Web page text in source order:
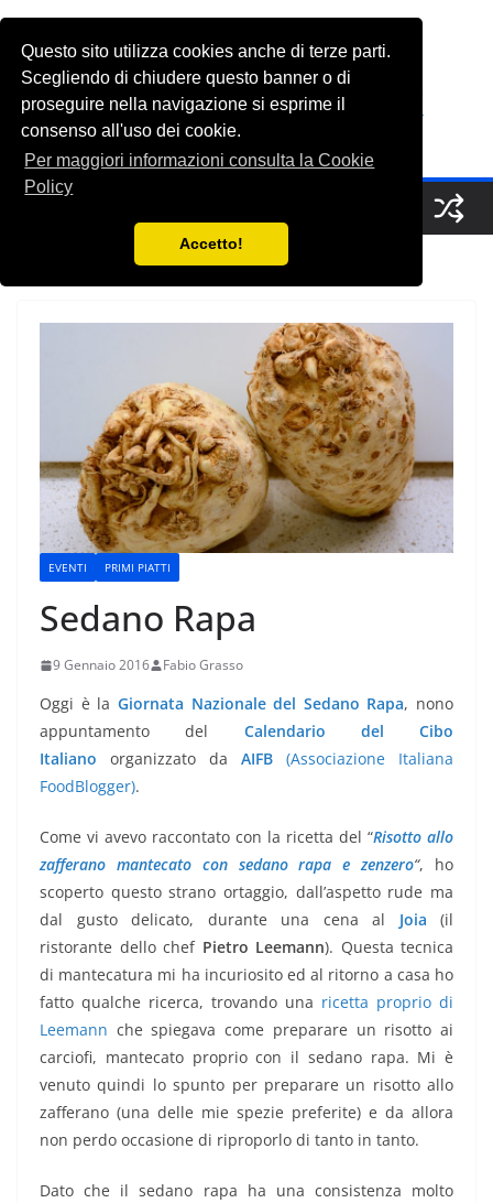
Questo sito utilizza cookies anche di terze parti.
Scegliendo di chiudere questo banner o di
proseguire nella navigazione si esprime il
consenso all'uso dei cookie.
Per maggiori informazioni consulta la Cookie
Policy
Accetto!
Salta
contenutoFabioGrasso.net
A Saucerful of Delights
EVENTI PRIMI PIATTI
Sedano Rapa
9 Gennaio 2016 Fabio Grasso
Oggi è la Giornata Nazionale del Sedano Rapa, nono
appuntamento del Calendario del Cibo
Italiano organizzato da AIFB (Associazione Italiana
FoodBlogger).
Come vi avevo raccontato con la ricetta del “Risotto allo
zafferano mantecato con sedano rapa e zenzero“, ho
scoperto questo strano ortaggio, dall’aspetto rude ma
dal gusto delicato, durante una cena al Joia (il
ristorante dello chef Pietro Leemann). Questa tecnica
di mantecatura mi ha incuriosito ed al ritorno a casa ho
fatto qualche ricerca, trovando una ricetta proprio di
Leemann che spiegava come preparare un risotto ai
carciofi, mantecato proprio con il sedano rapa. Mi è
venuto quindi lo spunto per preparare un risotto allo
zafferano (una delle mie spezie preferite) e da allora
non perdo occasione di riproporlo di tanto in tanto.
Dato che il sedano rapa ha una consistenza molto